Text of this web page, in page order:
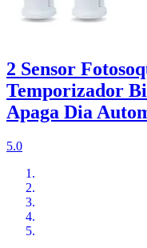
2 Sensor
Temporizador
Apaga Dia
5.0